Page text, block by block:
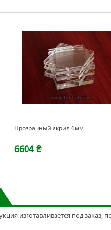
Прозрачный акрил 6мм
6604 ₴
изготавливается под заказ,